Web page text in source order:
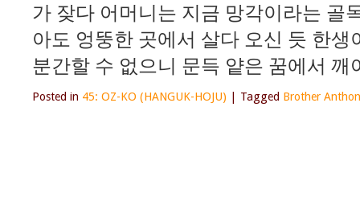
가 잦다 어머니는 지금 망각이라는 골
아도 엉뚱한 곳에서 살다 오신 듯 한
분간할 수 없으니 문득 얕은 꿈에서
Posted in 45: OZ-KO (HANGUK-HOJU) Tagged Brother